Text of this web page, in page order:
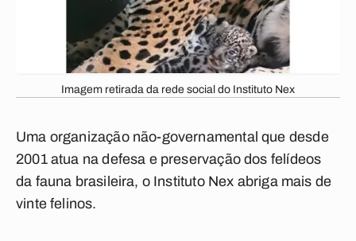
Imagem retirada da rede social do Instituto Nex
Uma organização não-governamental que desde
2001 atua na defesa e preservação dos felídeos
da fauna brasileira, o Instituto Nex abriga mais de
vinte felinos.